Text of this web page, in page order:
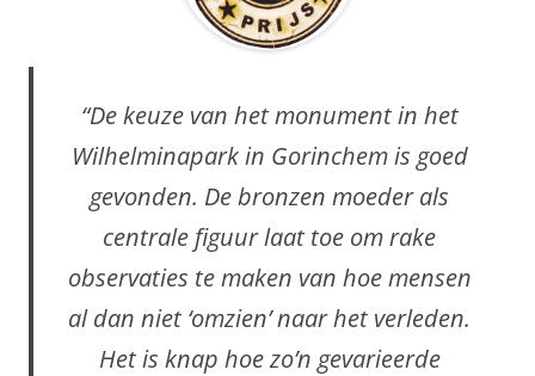
“De keuze van het monument in het
Wilhelminapark in Gorinchem is goed
gevonden. De bronzen moeder als
centrale figuur laat toe om rake
observaties te maken van hoe mensen
al dan niet ‘omzien’ naar het verleden.
Het is knap hoe zo’n gevarieerde